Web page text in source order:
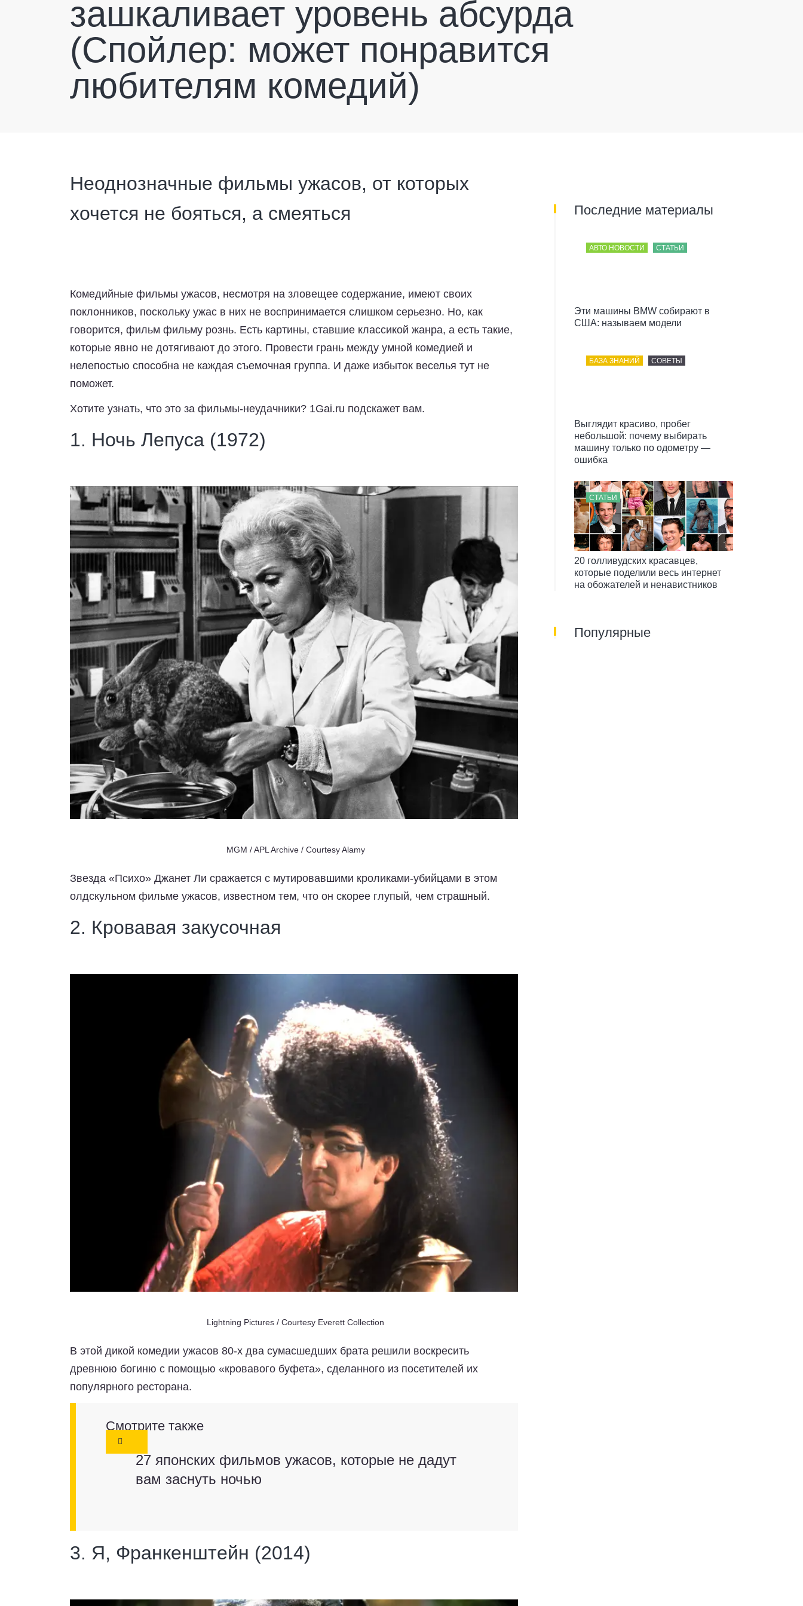
зашкаливает уровень абсурда
(Спойлер: может понравится
любителям комедий)
Неоднозначные фильмы ужасов, от которых
хочется не бояться, а смеяться
Комедийные фильмы ужасов, несмотря на зловещее содержание, имеют своих
поклонников, поскольку ужас в них не воспринимается слишком серьезно. Но, как
говорится, фильм фильму рознь. Есть картины, ставшие классикой жанра, а есть такие,
которые явно не дотягивают до этого. Провести грань между умной комедией и
нелепостью способна не каждая съемочная группа. И даже избыток веселья тут не
поможет.
Хотите узнать, что это за фильмы-неудачники? 1Gai.ru подскажет вам.
1. Ночь Лепуса (1972)
MGM / APL Archive / Courtesy Alamy
Звезда «Психо» Джанет Ли сражается с мутировавшими кроликами-убийцами в этом
олдскульном фильме ужасов, известном тем, что он скорее глупый, чем страшный.
2. Кровавая закусочная
Lightning Pictures / Courtesy Everett Collection
В этой дикой комедии ужасов 80-х два сумасшедших брата решили воскресить
древнюю богиню с помощью «кровавого буфета», сделанного из посетителей их
популярного ресторана.
Смотрите также
27 японских фильмов ужасов, которые не дадут
вам заснуть ночью
3. Я, Франкенштейн (2014)
Последние материалы
АВТО НОВОСТИ СТАТЬИ
Эти машины BMW собирают в
США: называем модели
БАЗА ЗНАНИЙ СОВЕТЫ
Выглядит красиво, пробег
небольшой: почему выбирать
машину только по одометру —
ошибка
СТАТЬИ
20 голливудских красавцев,
которые поделили весь интернет
на обожателей и ненавистников
Популярные